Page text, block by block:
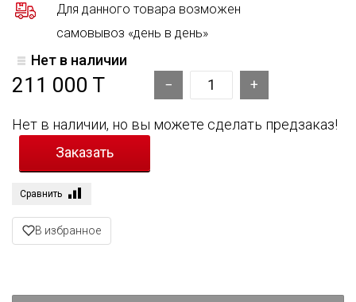
Для данного товара возможен
самовывоз «день в день»
Нет в наличии
211 000 T
Нет в наличии, но вы можете сделать предзаказ!
Сравнить
В избранное